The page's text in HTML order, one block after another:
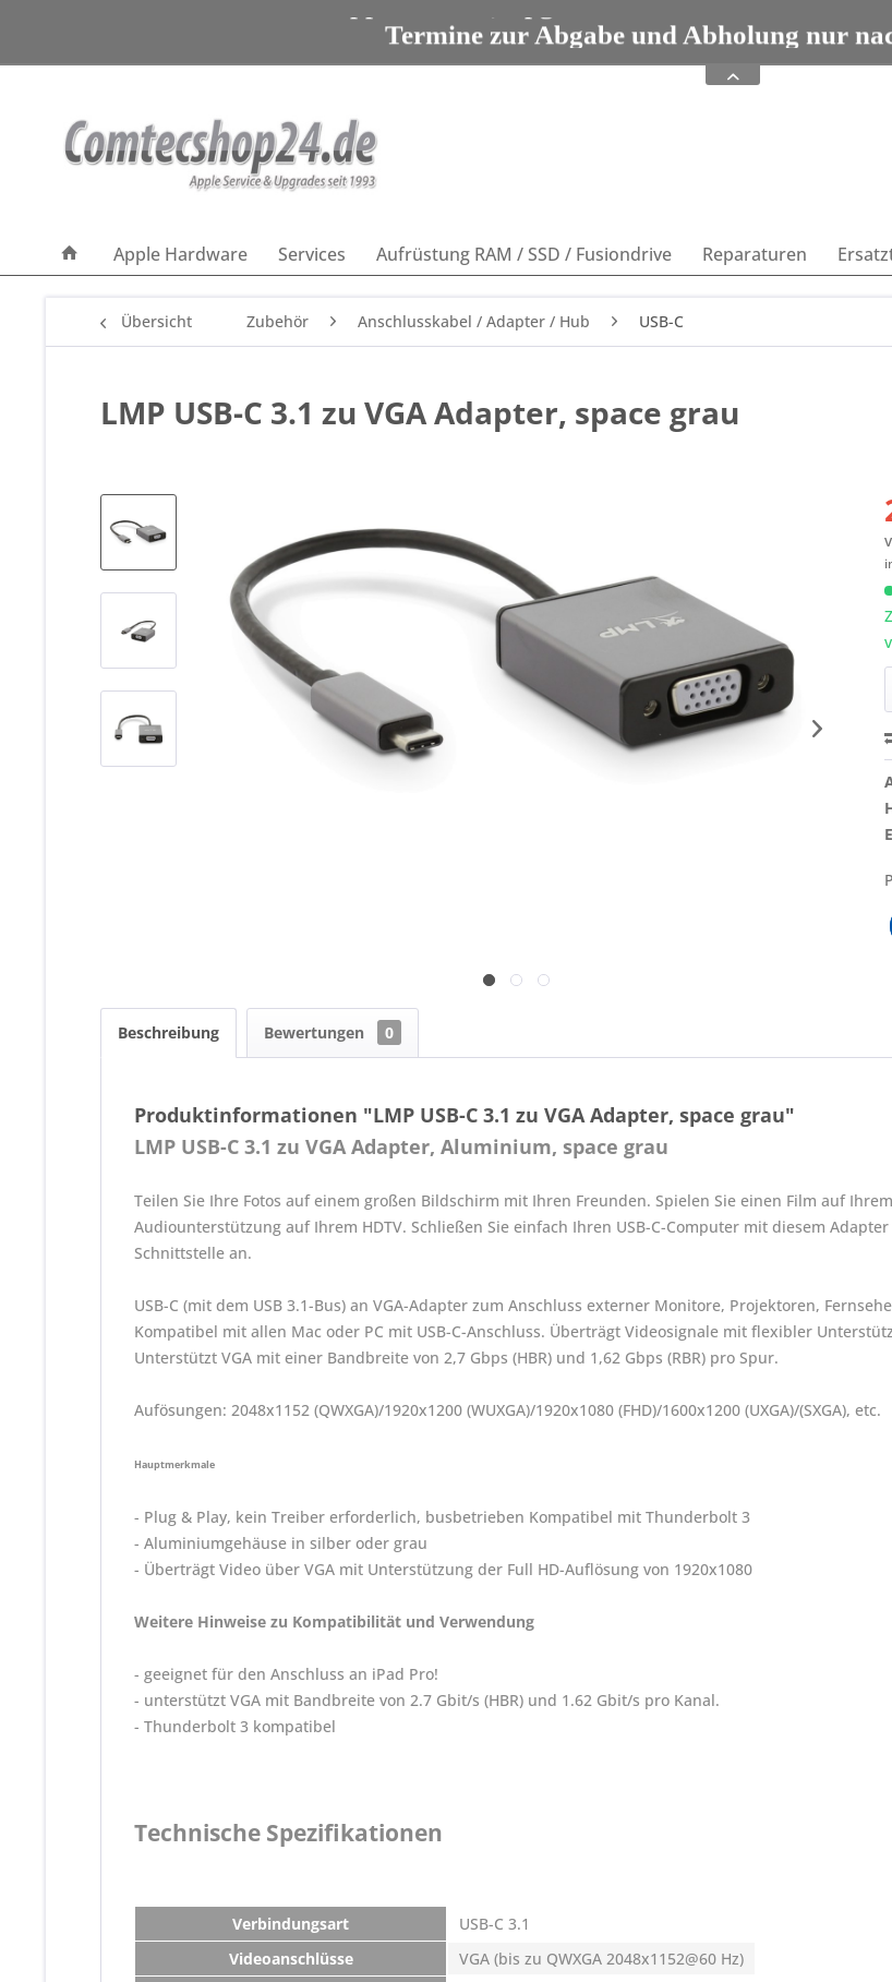
Termine zur Abgabe und Abholung nur
Apple Service, Upgrades und Zubehör seit
Apple Hardware Services Aufrüstung RAM / SSD / Fusiondrive Reparaturen
Übersicht Zubehör Anschlusskabel / Adapter / Hub USB-C
LMP USB-C 3.1 zu VGA Adapter, space grau
Beschreibung Bewertungen 0
Produktinformationen "LMP USB-C 3.1 zu VGA Adapter, space grau"
LMP USB-C 3.1 zu VGA Adapter, Aluminium, space grau
Teilen Sie Ihre Fotos auf einem großen Bildschirm mit Ihren Freunden. Spielen Sie einen Film auf
Audiounterstützung auf Ihrem HDTV. Schließen Sie einfach Ihren USB-C-Computer mit diesem
Schnittstelle an.
USB-C (mit dem USB 3.1-Bus) an VGA-Adapter zum Anschluss externer Monitore, Projektoren,
Kompatibel mit allen Mac oder PC mit USB-C-Anschluss. Überträgt Videosignale mit flexibler
Unterstützt VGA mit einer Bandbreite von 2,7 Gbps (HBR) und 1,62 Gbps (RBR) pro Spur.
Aufösungen: 2048x1152 (QWXGA)/1920x1200 (WUXGA)/1920x1080 (FHD)/1600x1200 (UXGA)/(SXGA), etc.
Hauptmerkmale
- Plug & Play, kein Treiber erforderlich, busbetrieben Kompatibel mit Thunderbolt 3
- Aluminiumgehäuse in silber oder grau
- Überträgt Video über VGA mit Unterstützung der Full HD-Auflösung von 1920x1080
Weitere Hinweise zu Kompatibilität und Verwendung
- geeignet für den Anschluss an iPad Pro!
- unterstützt VGA mit Bandbreite von 2.7 Gbit/s (HBR) und 1.62 Gbit/s pro Kanal.
- Thunderbolt 3 kompatibel
Technische Spezifikationen
Verbindungsart
USB-C 3.1
Videoanschlüsse
VGA (bis zu QWXGA 2048x1152@60 Hz)